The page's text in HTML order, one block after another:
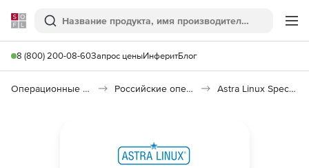
Softline
Поиск
8 (800) 200-08-60Запрос ценыИнферитБлог
Операционные системы Российские операционные системы (Импортозамещение) Astra Linux Special Edition